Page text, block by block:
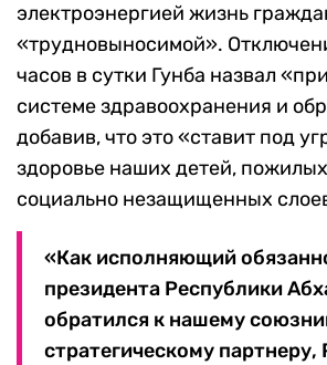
электроэнергией жизнь
«трудновыносимой».
часов в сутки Гунба назвал
системе здравоохранения и
добавив, что это «ставит под
здоровье наших детей,
социально незащищенных
«Как исполняющий
президента Республики
обратился к нашему
стратегическому партнеру,